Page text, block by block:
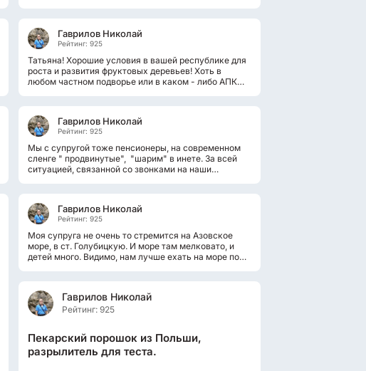
Гаврилов Николай
Рейтинг: 925
Татьяна! Хорошие условия в вашей республике для
роста и развития фруктовых деревьев! Хоть в
любом частном подворье или в каком - либо АПК
Гаврилов Николай
Рейтинг: 925
Мы с супругой тоже пенсионеры, на современном
сленге " продвинутые", "шарим" в инете. За всей
ситуацией, связанной со звонками на наши
Гаврилов Николай
Рейтинг: 925
Моя супруга не очень то стремится на Азовское
море, в ст. Голубицкую. И море там мелковато, и
детей много. Видимо, нам лучше ехать на море по
Гаврилов Николай
Рейтинг: 925
Пекарский порошок из Польши,
разрылитель для теста.